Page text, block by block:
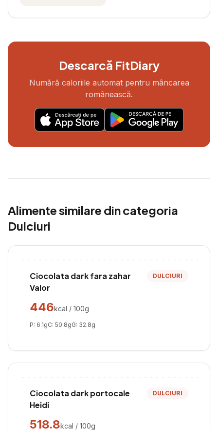
Descarcă FitDiary
Numără caloriile automat pentru mâncarea
românească.
Alimente similare din categoria
Dulciuri
Ciocolata dark fara zahar
Valor
DULCIURI
446kcal / 100g
P: 6.1gC: 50.8gG: 32.8g
Ciocolata dark portocale
Heidi
DULCIURI
518.8kcal / 100g